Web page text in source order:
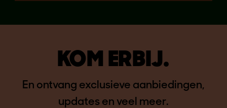
KOM ERBIJ.
En ontvang exclusieve aanbiedingen,
updates en veel meer.